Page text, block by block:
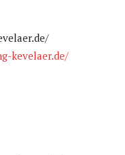
kevelaer.de/